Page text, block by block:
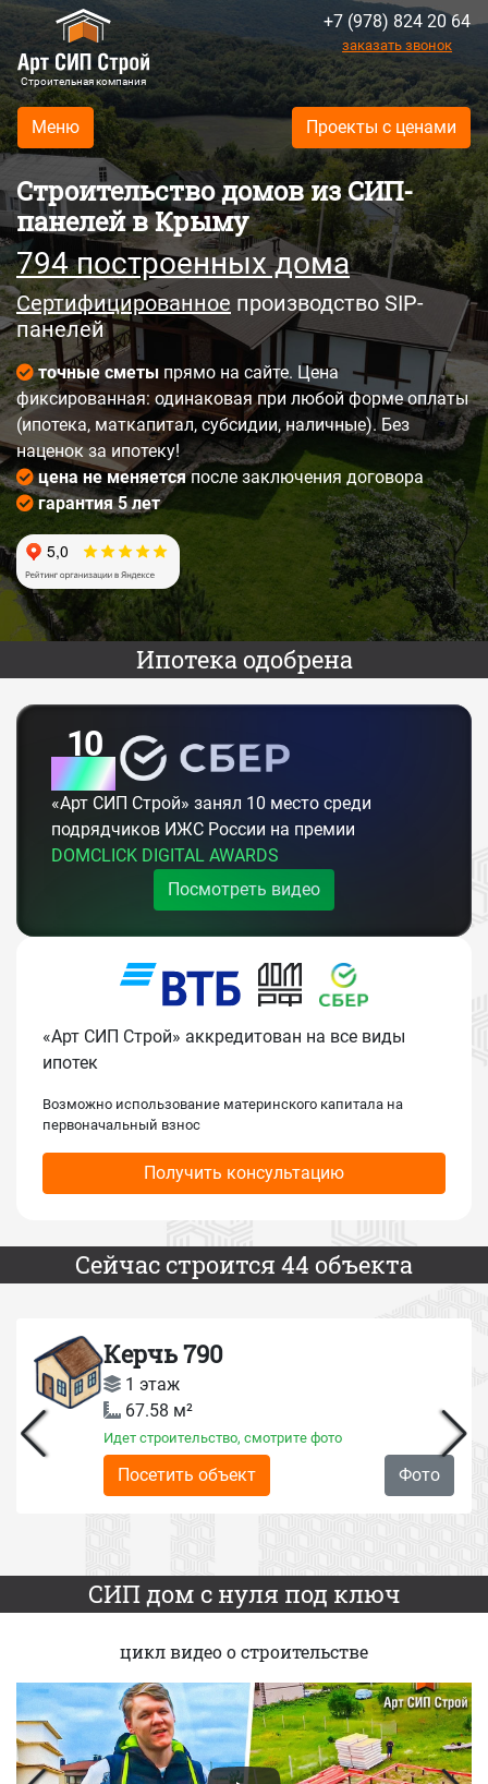
Строительная компания
+7 (978) 824 20 64
заказать звонок
Меню Проекты с ценами
Строительство домов из СИП-
панелей в Крыму
794 построенных домa
Сертифицированное производство SIP-
панелей
точные сметы прямо на сайте. Цена
фиксированная: одинаковая при любой форме оплаты
(ипотека, маткапитал, субсидии, наличные). Без
наценок за ипотеку!
цена не меняетсяпосле заключения договора
гарантия 5 лет
Ипотека одобрена
10
место
«Арт СИП Строй» занял 10 место среди
подрядчиков ИЖС России на премии
DOMCLICK DIGITAL AWARDS
Посмотреть видео
«Арт СИП Строй» аккредитован на все виды
ипотек
Возможно использование материнского капитала на
первоначальный взнос
Получить консультацию
Сейчас строится 44 объекта
Керчь 790
1 этаж
67.58 м²
Идет строительство, смотрите фото
Посетить объект Фото
СИП дом с нуля под ключ
цикл видео о строительстве